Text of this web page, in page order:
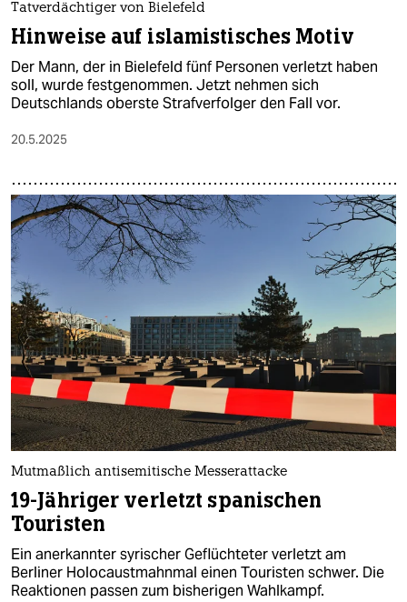
Tatverdächtiger von Bielefeld
Hinweise auf islamistisches Motiv
Der Mann, der in Bielefeld fünf Personen verletzt haben
soll, wurde festgenommen. Jetzt nehmen sich
Deutschlands oberste Strafverfolger den Fall vor.
20.5.2025
Mutmaßlich antisemitische Messerattacke
19-Jähriger verletzt spanischen
Touristen
Ein anerkannter syrischer Geflüchteter verletzt am
Berliner Holocaustmahnmal einen Touristen schwer. Die
Reaktionen passen zum bisherigen Wahlkampf.